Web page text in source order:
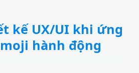
kế UX/UI khi ứng
hành động